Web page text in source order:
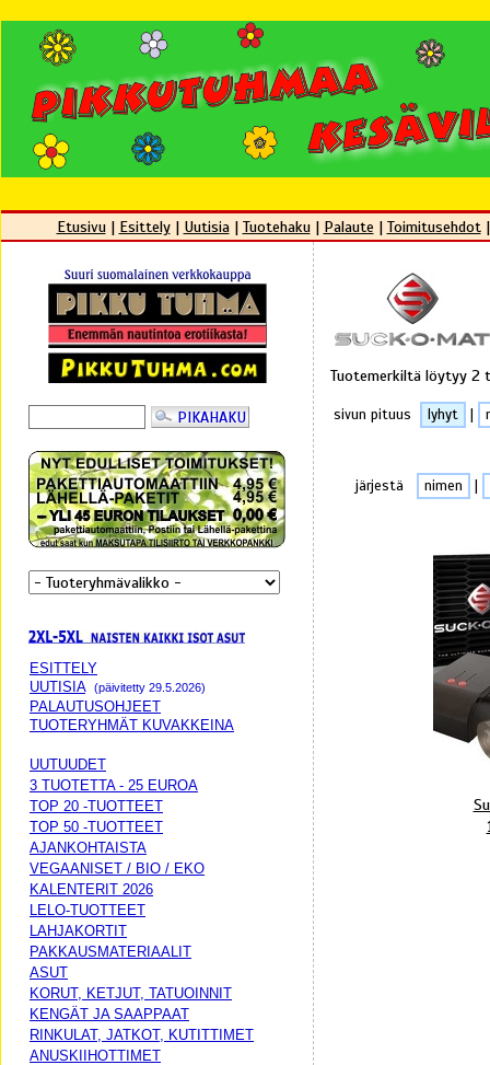
Etusivu| Esittely| Uutisia| Tuotehaku| Palaute | Toimitusehdot
ESITTELY
UUTISIA
(päivitetty 29.5.2026)
PALAUTUSOHJEET
TUOTERYHMÄT KUVAKKEINA
UUTUUDET
3 TUOTETTA - 25 EUROA
TOP 20 -TUOTTEET
TOP 50 -TUOTTEET
AJANKOHTAISTA
VEGAANISET / BIO / EKO
KALENTERIT 2026
LELO-TUOTTEET
LAHJAKORTIT
PAKKAUSMATERIAALIT
ASUT
KORUT, KETJUT, TATUOINNIT
KENGÄT JA SAAPPAAT
RINKULAT, JATKOT, KUTITTIMET
ANUSKIIHOTTIMET
Tuotemerkiltä löytyy 2
sivun pituus lyhyt
järjestä nimen